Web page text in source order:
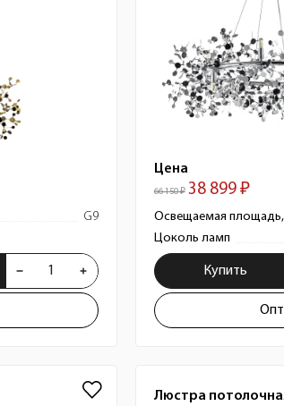
G9
Цена
66 150 ₽ 38 899 ₽
Освещаемая
Цоколь ламп
Купить
Опт
Люстра